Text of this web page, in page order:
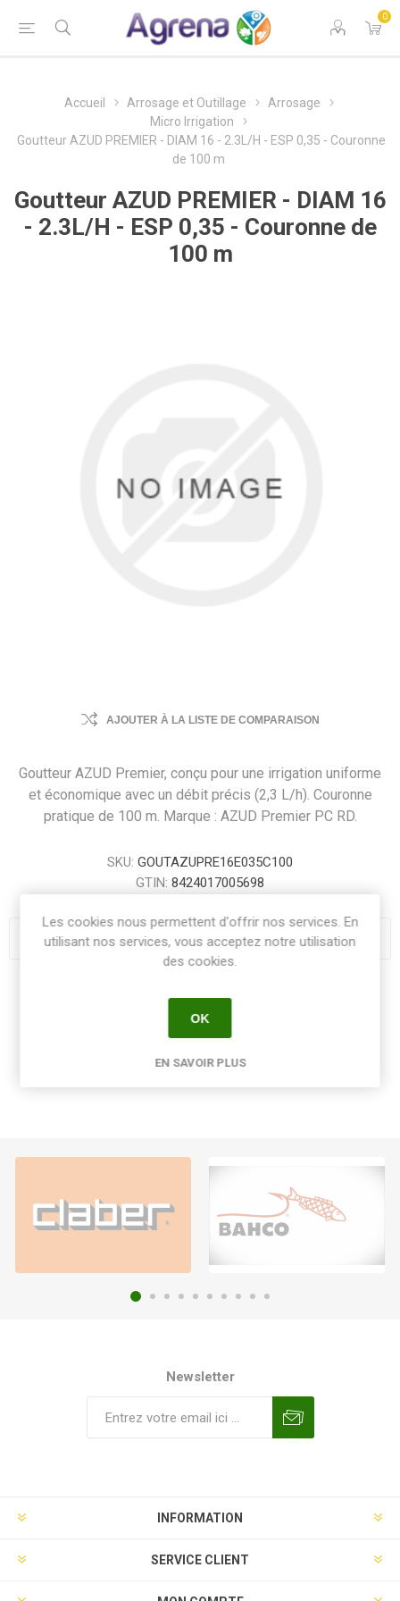
0
Accueil Arrosage et Outillage
Arrosage
Micro Irrigation
Goutteur AZUD PREMIER - DIAM 16 - 2.3L/H - ESP 0,35 - Couronne
de 100 m
Goutteur AZUD PREMIER - DIAM 16
- 2.3L/H - ESP 0,35 - Couronne de
100 m
AJOUTER À LA LISTE DE COMPARAISON
Goutteur AZUD Premier, conçu pour une irrigation uniforme
et économique avec un débit précis (2,3 L/h). Couronne
pratique de 100 m. Marque : AZUD Premier PC RD.
SKU: GOUTAZUPRE16E035C100
GTIN: 8424017005698
Share:
Newsletter
INFORMATION
SERVICE CLIENT
Les cookies nous permettent d'offrir nos services. En
utilisant nos services, vous acceptez notre utilisation
des cookies.
OK
EN SAVOIR PLUS